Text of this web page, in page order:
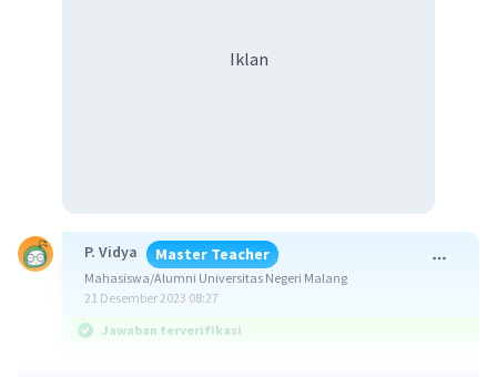
Iklan
P. Vidya Master Teacher
Mahasiswa/Alumni Universitas Negeri Malang
21 Desember 2023 08:27
Jawaban terverifikasi